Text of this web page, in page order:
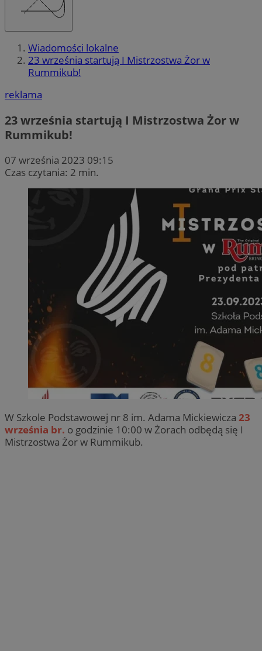
Wiadomości lokalne
23 września startują I Mistrzostwa Żor w
Rummikub!
reklama
23 września startują I Mistrzostwa Żor w
Rummikub!
07 września 2023 09:15
Czas czytania: 2 min.
W Szkole Podstawowej nr 8 im. Adama Mickiewicza 23
września br. o godzinie 10:00 w Żorach odbędą się I
Mistrzostwa Żor w Rummikub.